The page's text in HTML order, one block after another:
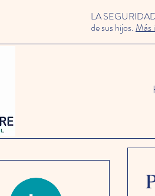
LA
de sus hijos.Más